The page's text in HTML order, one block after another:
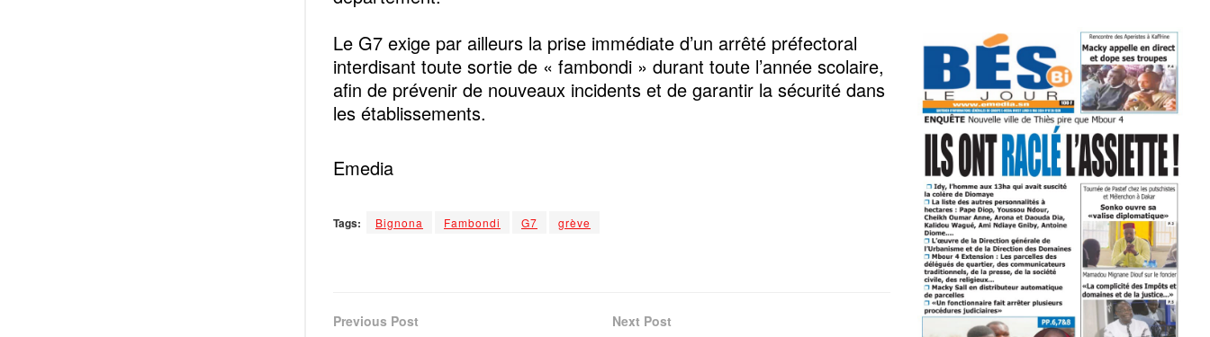
Le G7 exige par ailleurs la prise immédiate d’un arrêté préfectoral
interdisant toute sortie de « fambondi » durant toute l’année scolaire,
afin de prévenir de nouveaux incidents et de garantir la sécurité dans
les établissements.
Emedia
Tags: Bignona Fambondi G7 grève
Previous Post Next Post